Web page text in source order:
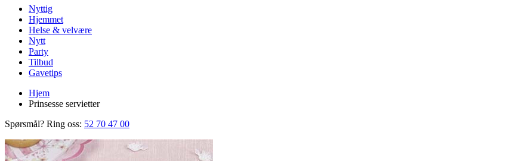
Nyttig
Hjemmet
Helse & velvære
Nytt
Party
Tilbud
Gavetips
Hjem
Prinsesse servietter
Spørsmål? Ring oss: 52 70 47 00